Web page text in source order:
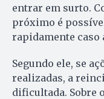
entrar em surto.
próximo é
rapidamente caso
Segundo ele, se
realizadas, a
dificultada. Sobre